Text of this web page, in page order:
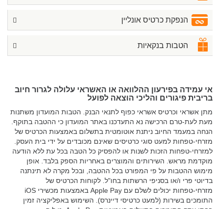
הנפקת כרטיס אונליין
הטבות בנקאיות
אי עמידה בפירעון ההלוואה או האשראי עלולה לגרור חיוב
בריבית פיגורים והליכי הוצאה לפועל
מתן אשראי וכרטיס אשראי כפוף לתנאי הבנק. הטבות המועדון משתנות
מעת לעת-טרם הרכישה נא התעדכנו באתר המועדון כי ההטבה בתוקף.
הנחה במעמד החיוב ניתנת אוטומטית בתשלום באמצעות הכרטיס של
מזרחי-טפחות למעט סוגי כרטיסים שאינם מכובדים על ידי בית העסק.
למזרחי-טפחות הזכות לשנות או להפסיק כל הטבה בכל עת ללא הודעה
מוקדמת מראש. השירותים והמוצרים באחריות הספק בלבד. אופן
מימוש ההטבות על פי המפורט בכל ההטבה, ובכל מקרה לא תינתנה
בדיוטי פרי ו/או בסניפי הרשתות בחו"ל. לקוחות הכרטיס של
מזרחי-טפחות יכולים לשלם עם Apple Pay באמצעות מכשירי iOS
התומכים בשירות (למעט כרטיסי דיינרס). השימוש באפליקציה זמין